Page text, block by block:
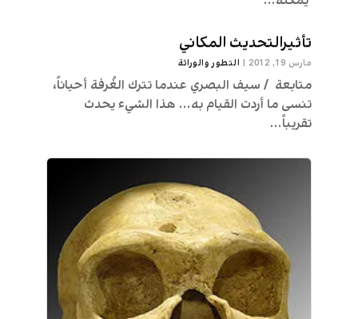
تأثيرالتحديث المكاني
مارس 19, 2012 | التطور والوراثة
متابعة / سيف البصري عندما تترك الغُرفة أحياناً،
تنسى ما أردت القيام به... هذا الشيء يحدث
تقريباً...